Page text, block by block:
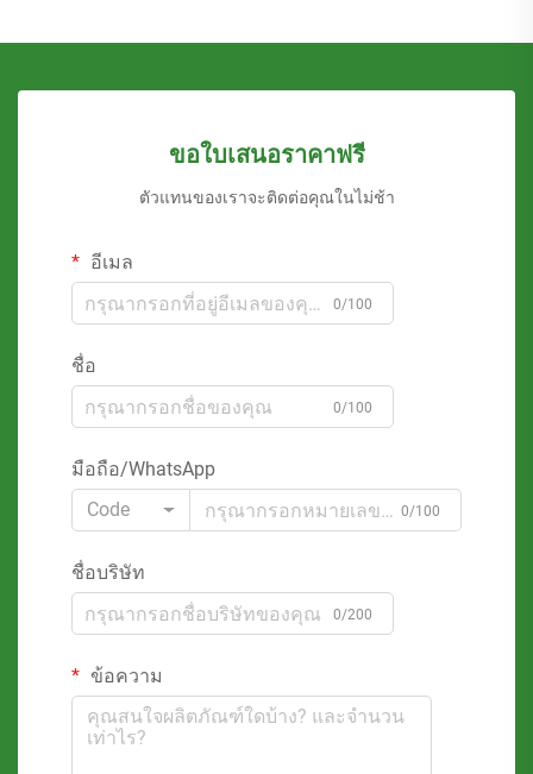
ขอใบเสนอราคาฟรี
ตัวแทนของเราจะติดต่อคุณในไม่ช้า
อีเมล
0/100
ชื่อ
0/100
มือถือ/WhatsApp
Code
0/100
ชื่อบริษัท
0/200
ข้อความ